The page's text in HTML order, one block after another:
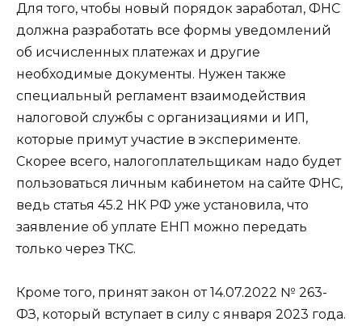
Для того, чтобы новый порядок заработал, ФНС
должна разработать все формы уведомлений
об исчисленных платежах и другие
необходимые документы. Нужен также
специальный регламент взаимодействия
налоговой службы с организациями и ИП,
которые примут участие в эксперименте.
Скорее всего, налогоплательщикам надо будет
пользоваться личным кабинетом на сайте ФНС,
ведь статья 45.2 НК РФ уже установила, что
заявление об уплате ЕНП можно передать
только через ТКС.
Кроме того, принят закон от 14.07.2022 № 263-
ФЗ, который вступает в силу с января 2023 года.